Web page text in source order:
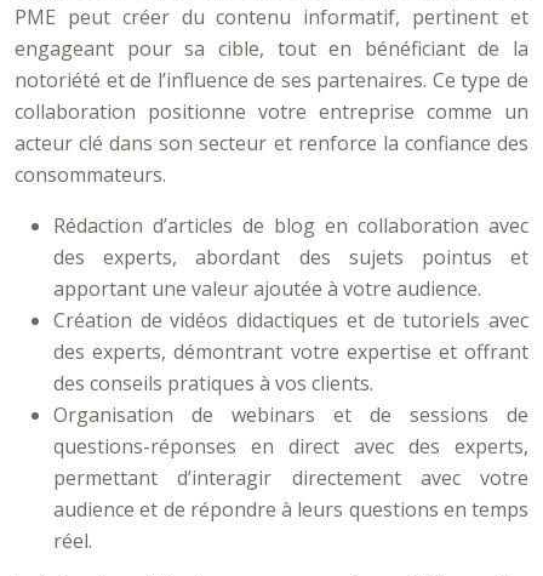
PME peut créer du contenu informatif, pertinent et
engageant pour sa cible, tout en bénéficiant de la
notoriété et de l’influence de ses partenaires. Ce type de
collaboration positionne votre entreprise comme un
acteur clé dans son secteur et renforce la confiance des
consommateurs.
Rédaction d’articles de blog en collaboration avec
des experts, abordant des sujets pointus et
apportant une valeur ajoutée à votre audience.
Création de vidéos didactiques et de tutoriels avec
des experts, démontrant votre expertise et offrant
des conseils pratiques à vos clients.
Organisation de webinars et de sessions de
questions-réponses en direct avec des experts,
permettant d’interagir directement avec votre
audience et de répondre à leurs questions en temps
réel.